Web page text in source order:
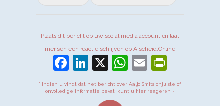
Plaats dit bericht op uw social media account en laat
mensen een reactie schrijven op Afscheid.Online
Facebook
LinkedIn
X WhatsApp
Email
* Indien u vindt dat het bericht over Aaljo Smits onjuiste of
onvolledige informatie bevat, kunt u hier reageren ›